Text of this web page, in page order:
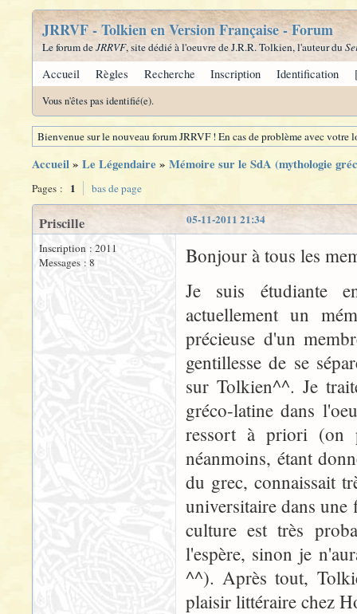
JRRVF - Tolkien en Version Française - Forum
Le forum deJRRVF, site dédié à l'oeuvre de J.R.R. Tolkien, l'auteur du
Accueil Règles Recherche Inscription Identification
Vous n'êtes pas identifié(e).
Bienvenue sur le nouveau forum JRRVF ! En cas de problème avec
Accueil» Le Légendaire » Mémoire sur le SdA (mythologie
Pages : 1 bas de page
05-11-2011 21:34
Priscille
Inscription : 2011
Messages : 8
Bonjour à tous les
Je suis étudiante
actuellement un
précieuse d'un
gentillesse de se
sur Tolkien^^. Je
gréco-latine dans
ressort à priori (on
néanmoins, étant
du grec, connaissait
universitaire dans
culture est très
l'espère, sinon je
^^). Après tout,
plaisir littéraire chez